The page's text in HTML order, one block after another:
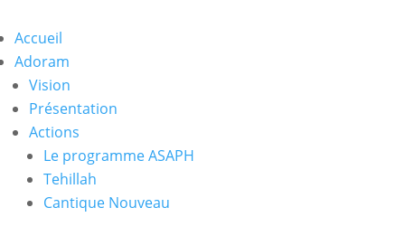
Accueil
Adoram
Vision
Présentation
Actions
Le programme ASAPH
Tehillah
Cantique Nouveau